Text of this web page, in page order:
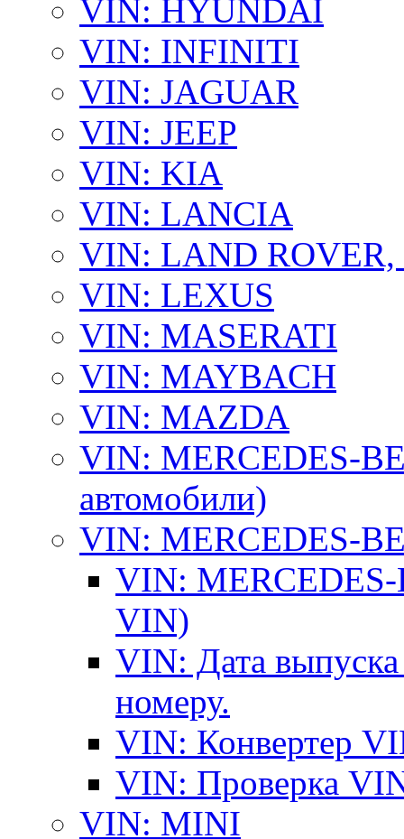
VIN: HYUNDAI
VIN: INFINITI
VIN: JAGUAR
VIN: JEEP
VIN: KIA
VIN: LANCIA
VIN: LAND ROVER,
VIN: LEXUS
VIN: MASERATI
VIN: MAYBACH
VIN: MAZDA
VIN: MERCEDES-
автомобили)
VIN: MERCEDES-
VIN: MERCEDES-
VIN)
VIN: Дата
номеру.
VIN: Конвертер
VIN: Проверка
VIN: MINI